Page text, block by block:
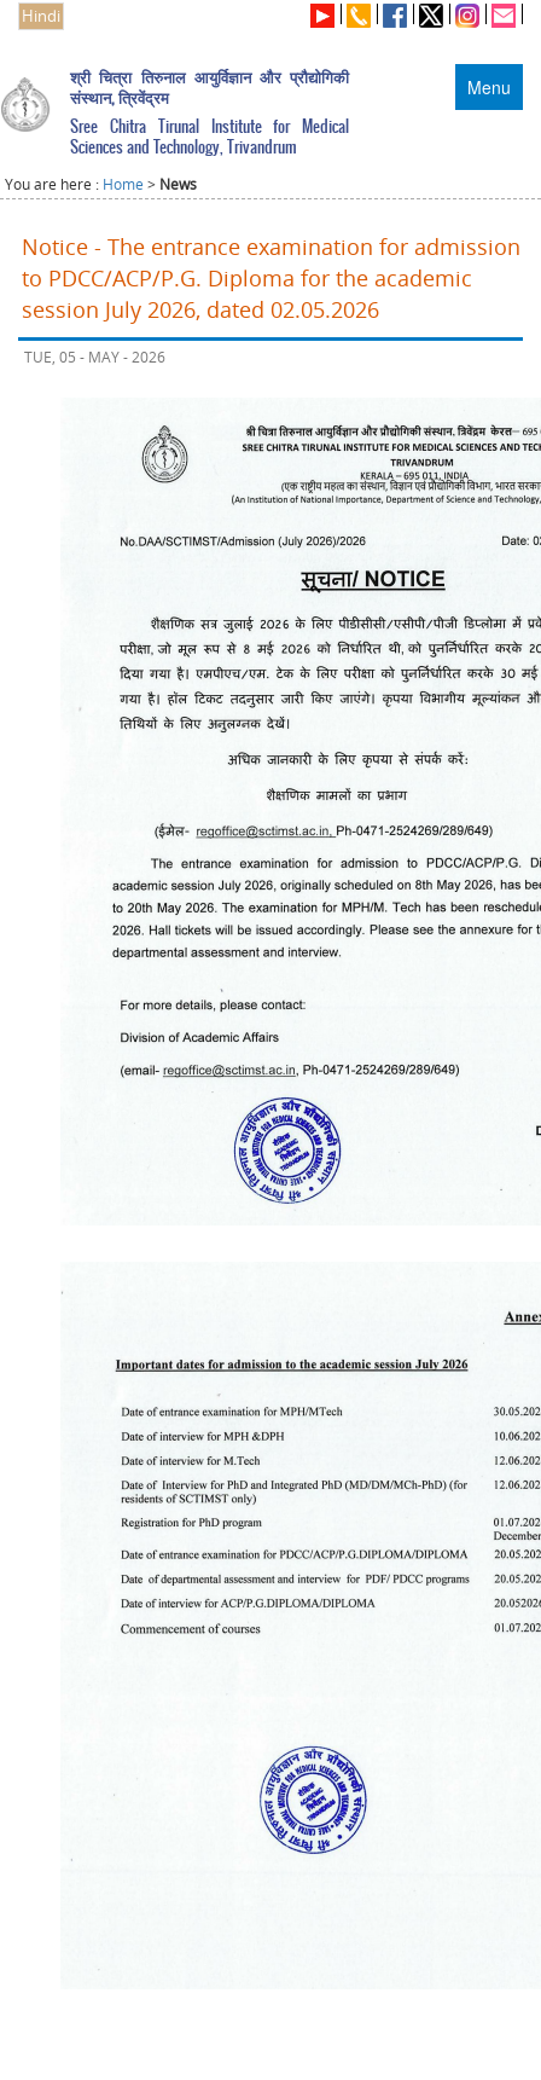
Hindi
Menu
श्री चित्रा तिरुनाल आयुर्विज्ञान और प्रौद्योगिकी
संस्थान, त्रिवेंद्रम
Sree Chitra Tirunal Institute for Medical
Sciences and Technology, Trivandrum
You are here : Home > News
Notice - The entrance examination for admission
to PDCC/ACP/P.G. Diploma for the academic
session July 2026, dated 02.05.2026
TUE, 05 - MAY - 2026